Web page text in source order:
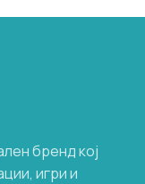
бренд кој
игри и